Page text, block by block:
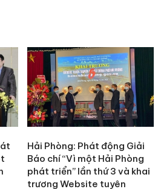
Hải Phòng: Phát động Giải
Báo chí “Vì một Hải Phòng
phát triển” lần thứ 3 và khai
trương Website tuyên